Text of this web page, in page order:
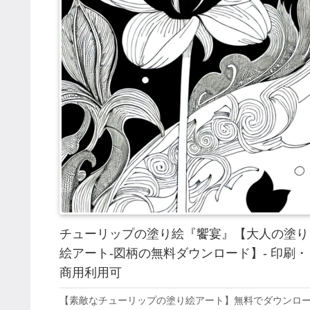
チューリップの塗り絵『饗宴』【大人の塗り
絵アート-図柄の無料ダウンロード】- 印刷・
商用利用可
【素敵なチューリップの塗り絵アート】無料でダウンロ